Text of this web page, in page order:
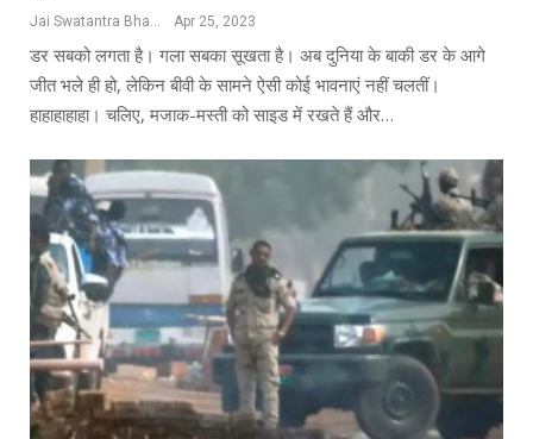
Jai Swatantra Bharat Apr 25, 2023
डर सबको लगता है। गला सबका सूखता है। अब दुनिया के बाकी डर के आगे
जीत भले ही हो, लेकिन बीवी के सामने ऐसी कोई भावनाएं नहीं चलतीं।
हाहाहाहाहा। चलिए, मजाक-मस्‍ती को साइड में रखते हैं और…